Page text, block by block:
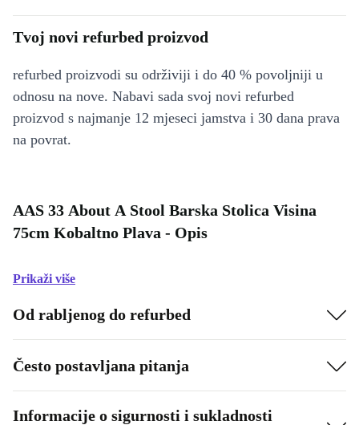
Tvoj novi refurbed proizvod
refurbed proizvodi su održiviji i do 40 % povoljniji u
odnosu na nove. Nabavi sada svoj novi refurbed
proizvod s najmanje 12 mjeseci jamstva i 30 dana prava
na povrat.
AAS 33 About A Stool Barska Stolica Visina
75cm Kobaltno Plava - Opis
Prikaži više
Od rabljenog do refurbed
Često postavljana pitanja
Informacije o sigurnosti i sukladnosti